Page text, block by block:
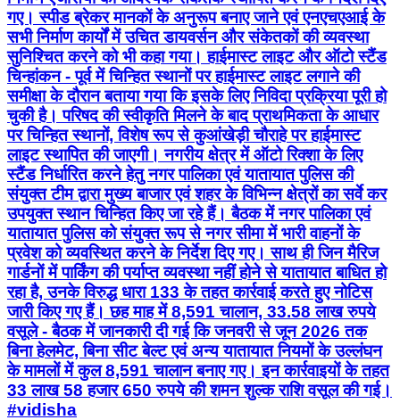
गए। स्पीड ब्रेकर मानकों के अनुरूप बनाए जाने एवं एनएचएआई के
सभी निर्माण कार्यों में उचित डायवर्सन और संकेतकों की व्यवस्था
सुनिश्चित करने को भी कहा गया। हाईमास्ट लाइट और ऑटो स्टैंड
चिन्हांकन - पूर्व में चिन्हित स्थानों पर हाईमास्ट लाइट लगाने की
समीक्षा के दौरान बताया गया कि इसके लिए निविदा प्रक्रिया पूरी हो
चुकी है। परिषद की स्वीकृति मिलने के बाद प्राथमिकता के आधार
पर चिन्हित स्थानों, विशेष रूप से कुआंखेड़ी चौराहे पर हाईमास्ट
लाइट स्थापित की जाएगी। नगरीय क्षेत्र में ऑटो रिक्शा के लिए
स्टैंड निर्धारित करने हेतु नगर पालिका एवं यातायात पुलिस की
संयुक्त टीम द्वारा मुख्य बाजार एवं शहर के विभिन्न क्षेत्रों का सर्वे कर
उपयुक्त स्थान चिन्हित किए जा रहे हैं। बैठक में नगर पालिका एवं
यातायात पुलिस को संयुक्त रूप से नगर सीमा में भारी वाहनों के
प्रवेश को व्यवस्थित करने के निर्देश दिए गए। साथ ही जिन मैरिज
गार्डनों में पार्किंग की पर्याप्त व्यवस्था नहीं होने से यातायात बाधित हो
रहा है, उनके विरुद्ध धारा 133 के तहत कार्रवाई करते हुए नोटिस
जारी किए गए हैं। छह माह में 8,591 चालान, 33.58 लाख रुपये
वसूले - बैठक में जानकारी दी गई कि जनवरी से जून 2026 तक
बिना हेलमेट, बिना सीट बेल्ट एवं अन्य यातायात नियमों के उल्लंघन
के मामलों में कुल 8,591 चालान बनाए गए। इन कार्रवाइयों के तहत
33 लाख 58 हजार 650 रुपये की शमन शुल्क राशि वसूल की गई।
#vidisha